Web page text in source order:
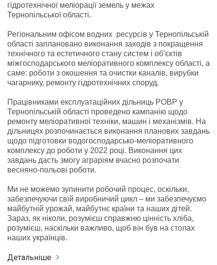
гідротехнічної меліорації земель у межах
Тернопільської області.
Регіональним офісом водних ресурсів у Тернопільській
області заплановано виконання заходів з покращення
технічного та естетичного стану систем і об’єктів
міжгосподарського меліоративного комплексу області, а
саме: роботи з окошення та очистки каналів, вирубки
чагарнику, ремонту гідротехнічних споруд.
Працівниками експлуатаційних дільниць РОВР у
Тернопільській області проведено кампанію щодо
ремонту меліоративної техніки, машин і механізмів. На
дільницях розпочинається виконання планових завдань
щодо підготовки водогосподарсько-меліоративного
комплексу до роботи у 2022 році. Виконання цих
завдань дасть змогу аграріям вчасно розпочати
весняно-польові роботи.
Ми не можемо зупинити робочий процес, оскільки,
забезпечуючи свій виробничий цикл – ми забезпечуємо
майбутній урожай, майбутнє країни та наших дітей.
Зараз, як ніколи, розумієш справжню цінність хліба,
розумієш, наскільки важливо, щоб він був на столах
наших українців.
Детальніше